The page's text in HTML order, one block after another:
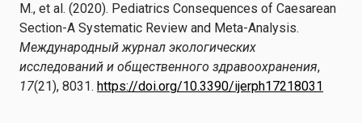
M., et al. (2020). Pediatrics Consequences of Caesarean
Section-A Systematic Review and Meta-Analysis.
Международный журнал экологических
исследований и общественного здравоохранения,
17(21), 8031. https://doi.org/10.3390/ijerph17218031